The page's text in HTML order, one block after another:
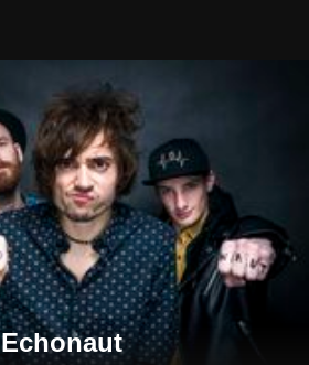
Echonaut